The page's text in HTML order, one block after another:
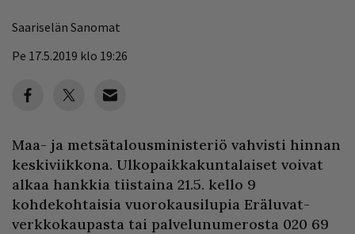
Saariselän Sanomat
Pe 17.5.2019 klo 19:26
Maa- ja metsätalousministeriö vahvisti hinnan
keskiviikkona. Ulkopaikkakuntalaiset voivat
alkaa hankkia tiistaina 21.5. kello 9
kohdekohtaisia vuorokausilupia Eräluvat-
verkkokaupasta tai palvelunumerosta 020 69